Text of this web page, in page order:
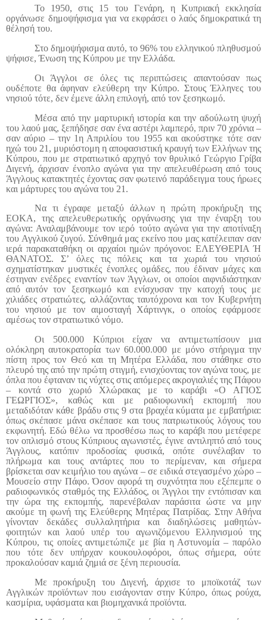
Το 1950, στις 15 του Γενάρη, η Κυπριακή εκκλησία
οργάνωσε δημοψήφισμα για να εκφράσει ο λαός δημοκρατικά τη
θέλησή του.
Στο δημοψήφισμα αυτό, το 96% του ελληνικού πληθυσμού
ψήφισε, Ένωση της Κύπρου με την Ελλάδα.
Οι Άγγλοι σε όλες τις περιπτώσεις απαντούσαν πως
ουδέποτε θα άφηναν ελεύθερη την Κύπρο. Στους Έλληνες του
νησιού τότε, δεν έμενε άλλη επιλογή, από τον ξεσηκωμό.
Μέσα από την μαρτυρική ιστορία και την αδούλωτη ψυχή
του λαού μας, ξεπήδησε σαν ένα αστέρι λαμπερό, πριν 70 χρόνια ‒
σαν αύριο ‒ την 1η Απριλίου του 1955 και ακούστηκε τότε σαν
ηχώ του 21, μυριόστομη η αποφασιστική κραυγή των Ελλήνων της
Κύπρου, που με στρατιωτικό αρχηγό τον θρυλικό Γεώργιο Γρίβα
Διγενή, άρχισαν ένοπλο αγώνα για την απελευθέρωση από τους
Άγγλους κατακτητές έχοντας σαν φωτεινό παράδειγμα τους ήρωες
και μάρτυρες του αγώνα του 21.
Να τι έγραφε μεταξύ άλλων η πρώτη προκήρυξη της
ΕΟΚΑ, της απελευθερωτικής οργάνωσης για την έναρξη του
αγώνα: Αναλαμβάνουμε τον ιερό τούτο αγώνα για την αποτίναξη
του Αγγλικού ζυγού. Σύνθημά μας εκείνο που μας κατέλειπαν σαν
ιερά παρακαταθήκη οι αρχαίοι ημών πρόγονοι: ΕΛΕΥΘΕΡΙΑ Ή
ΘΑΝΑΤΟΣ. Σ’ όλες τις πόλεις και τα χωριά του νησιού
σχηματίστηκαν μυστικές ένοπλες ομάδες, που έδιναν μάχες και
έστηναν ενέδρες εναντίον των Άγγλων, οι οποίοι αιφνιδιάστηκαν
από αυτόν τον ξεσηκωμό και ενίσχυσαν την κατοχή τους με
χιλιάδες στρατιώτες, αλλάζοντας ταυτόχρονα και τον Κυβερνήτη
του νησιού με τον αιμοσταγή Χάρτινγκ, ο οποίος εφάρμοσε
αμέσως τον στρατιωτικό νόμο.
Οι 500.000 Κύπριοι είχαν να αντιμετωπίσουν μια
ολόκληρη αυτοκρατορία των 60.000.000 με μόνο στήριγμα την
πίστη προς τον Θεό και τη Μητέρα Ελλάδα, που στάθηκε στο
πλευρό της από την πρώτη στιγμή, ενισχύοντας τον αγώνα τους, με
όπλα που έφταναν τις νύχτες στις απόμερες ακρογιαλιές της Πάφου
– κοντά στο χωριό Χλώρακας με το καράβι «Ο ΑΓΙΟΣ
ΓΕΩΡΓΙΟΣ», καθώς και με ραδιοφωνική εκπομπή που
μεταδιδόταν κάθε βράδυ στις 9 στα βραχέα κύματα με εμβατήρια:
όπως σκέπασε μάνα σκέπασε και τους πατριωτικούς λόγους του
εκφωνητή. Εδώ θέλω να προσθέσω πως το καράβι που μετέφερε
τον οπλισμό στους Κύπριους αγωνιστές, έγινε αντιληπτό από τους
Άγγλους, κατόπιν προδοσίας φυσικά, οπότε συνέλαβαν το
πλήρωμα και τους αντάρτες που το περίμεναν, και σήμερα
βρίσκεται σαν κειμήλιο του αγώνα – σε ειδικά στεγασμένο χώρο –
Μουσείο στην Πάφο. Όσον αφορά τη συχνότητα που εξέπεμπε ο
ραδιοφωνικός σταθμός της Ελλάδος, οι Άγγλοι την εντόπισαν και
την ώρα της εκπομπής, παρενέβαλαν παράσιτα ώστε να μην
ακούμε τη φωνή της Ελεύθερης Μητέρας Πατρίδας. Στην Αθήνα
γίνονταν δεκάδες συλλαλητήρια και διαδηλώσεις μαθητών-
φοιτητών και λαού υπέρ του αγωνιζόμενου Ελληνισμού της
Κύπρου, τις οποίες αντιμετώπιζε με βία η Αστυνομία – παρόλο
που τότε δεν υπήρχαν κουκουλοφόροι, όπως σήμερα, ούτε
προκαλούσαν καμιά ζημιά σε ξένη περιουσία.
Με προκήρυξη του Διγενή, άρχισε το μποϊκοτάζ των
Αγγλικών προϊόντων που εισάγονταν στην Κύπρο, όπως ρούχα,
κασμίρια, υφάσματα και βιομηχανικά προϊόντα.